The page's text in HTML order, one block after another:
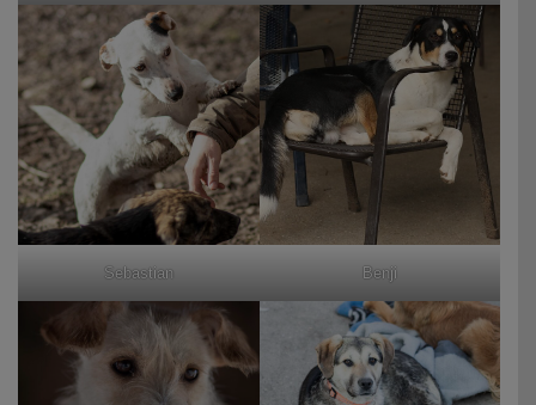
Sebastian Benji